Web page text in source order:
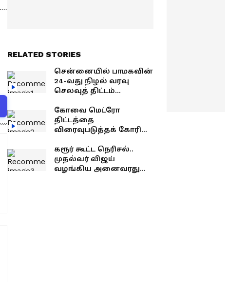
RELATED STORIES
சென்னையில் பாமகவின்
24-வது நிழல் வரவு
செலவுத் திட்டம்
ராமதாஸ் பேட்டி
கோவை மெட்ரோ
திட்டத்தை
விரைவுபடுத்தக் கோரி
இயக்கம் ஆர்ப்பாட்டம்!
கரூர் கூட்ட நெரிசல்..
முதல்வர் விஜய்
வழங்கிய அனைவரது